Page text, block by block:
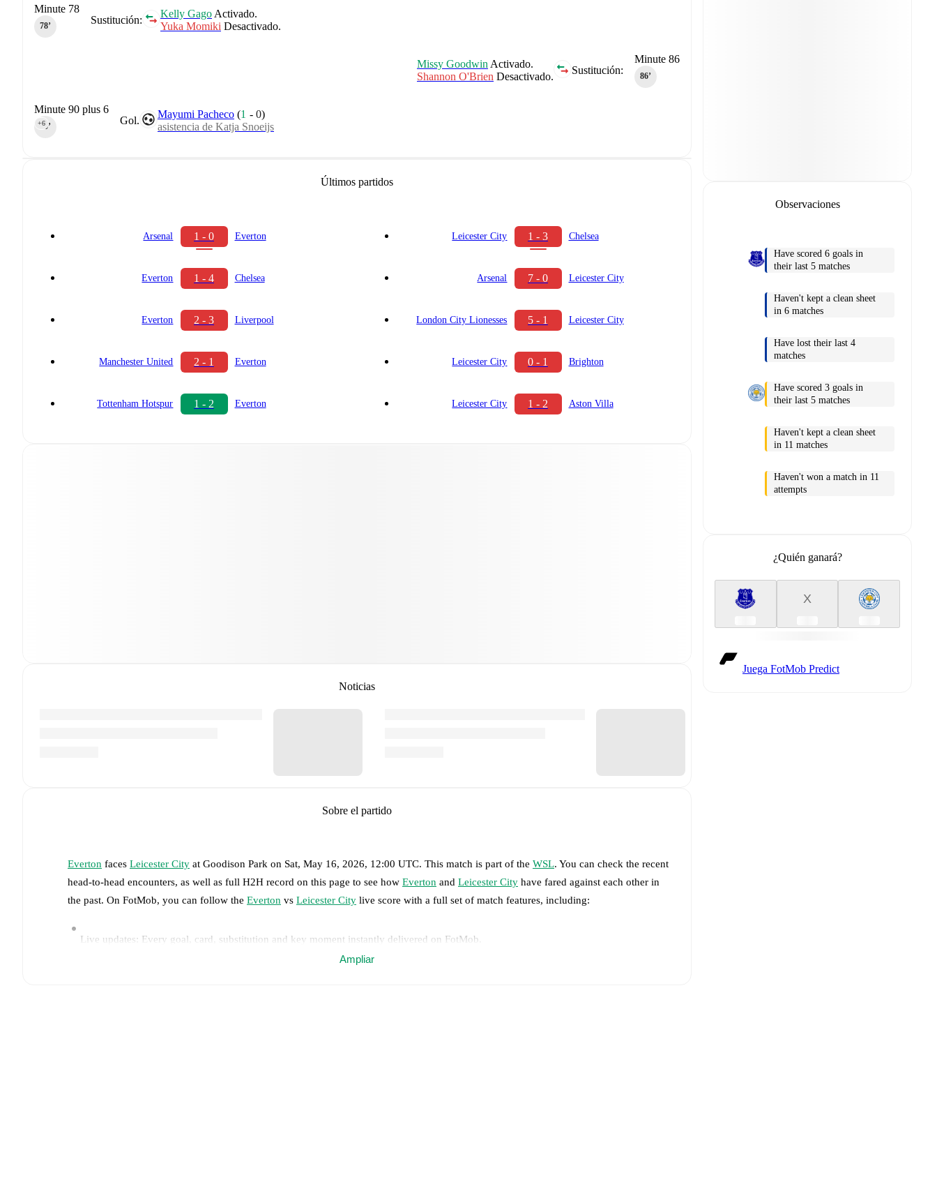
Sustitución:
Kelly Gago Activado.
Yuka Momiki Desactivado.
Minute 78
78‎’‎
Minute 86
86‎’‎
Sustitución:
Missy Goodwin Activado.
Shannon O'Brien Desactivado.
Gol.
Mayumi Pacheco (1 -0)
asistencia de Katja Snoeijs
Minute 90 plus 6
90‎’‎
+6
Últimos partidos
Arsenal 1 - 0 Everton
Everton 1 - 4 Chelsea
Everton 2 - 3 Liverpool
Manchester United 2 - 1 Everton
Tottenham Hotspur 1 - 2 Everton
Leicester City 1 - 3 Chelsea
Arsenal 7 - 0 Leicester City
London City Lionesses 5 - 1 Leicester City
Leicester City 0 - 1 Brighton
Leicester City 1 - 2 Aston Villa
Noticias
Sobre el partido
Everton faces Leicester City at Goodison Park on Sat, May 16, 2026, 12:00 UTC. This match is part of the WSL. You can check the recent
head-to-head encounters, as well as full H2H record on this page to see how Everton and Leicester City have fared against each other in
the past. On FotMob, you can follow the Everton vs Leicester City live score with a full set of match features, including:
Live updates: Every goal, card, substitution and key moment instantly delivered on FotMob.
Ampliar
Observaciones
Have scored 6 goals in
their last 5 matches
Haven't kept a clean sheet
in 6 matches
Have lost their last 4
matches
Have scored 3 goals in
their last 5 matches
Haven't kept a clean sheet
in 11 matches
Haven't won a match in 11
attempts
¿Quién ganará?
X
Juega FotMob Predict